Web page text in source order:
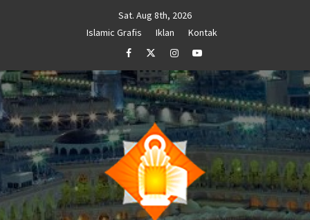
Sat. Aug 8th, 2026
Islamic Grafis
Iklan
Kontak
FacebookTwitterInstagramYoutube